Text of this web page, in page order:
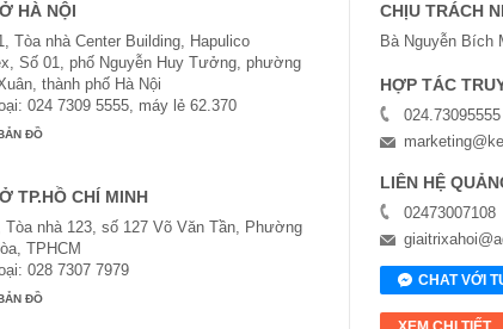
HÀ NỘI
Tòa nhà Center Building, Hapulico
Số 01, phố Nguyễn Huy Tưởng, phường
thành phố Hà Nội
024 7309 5555, máy lẻ 62.370
ĐỒ
TP.HỒ CHÍ MINH
Tòa nhà 123, số 127 Võ Văn Tần, Phường
TPHCM
028 7307 7979
ĐỒ
CHỊU TRÁCH
Bà Nguyễn Bích
HỢP TÁC
LIÊN HỆ
02473007108
CHAT VỚI